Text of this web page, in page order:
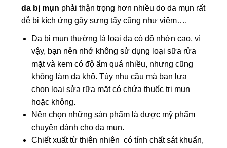
da bị mụn phải thận trọng hơn nhiều do da mụn rất
dễ bị kích ứng gây sưng tấy cũng như viêm….
Da bị mụn thường là loại da có độ nhờn cao, vì
vậy, bạn nên nhớ không sử dụng loại sữa rửa
mặt và kem có độ ẩm quá nhiều, nhưng cũng
không làm da khô. Tùy nhu cầu mà bạn lựa
chọn loại sửa rữa mặt có chứa thuốc trị mụn
hoặc không.
Nên chọn những sản phẩm là dược mỹ phẩm
chuyên dành cho da mụn.
Chiết xuất từ thiên nhiên có tính chất sát khuẩn,